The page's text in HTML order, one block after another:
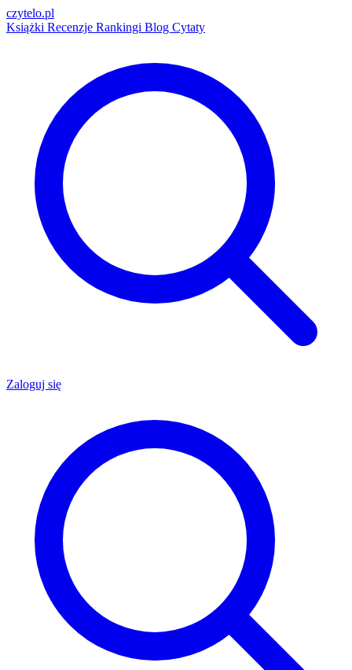
czytelo.pl
Książki Recenzje Rankingi Blog Cytaty
Zaloguj się